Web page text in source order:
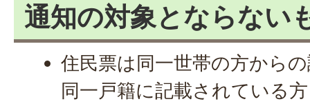
通知の対象とならない
住民票は同一世帯の方から
同一戸籍に記載されている